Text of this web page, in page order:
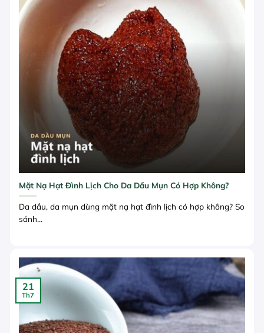
Mặt Nạ Hạt Đình Lịch Cho Da Dầu Mụn Có Hợp Không?
Da dầu, da mụn dùng mặt nạ hạt đình lịch có hợp không? So
sánh...
21
Th7